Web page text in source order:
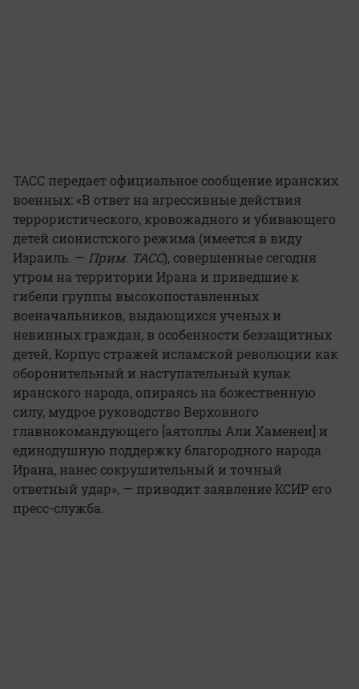
ТАСС передает официальное сообщение иранских
военных: «В ответ на агрессивные действия
террористического, кровожадного и убивающего
детей сионистского режима (имеется в виду
Израиль. — Прим. ТАСС), совершенные сегодня
утром на территории Ирана и приведшие к
гибели группы высокопоставленных
военачальников, выдающихся ученых и
невинных граждан, в особенности беззащитных
детей, Корпус стражей исламской революции как
оборонительный и наступательный кулак
иранского народа, опираясь на божественную
силу, мудрое руководство Верховного
главнокомандующего [аятоллы Али Хаменеи] и
единодушную поддержку благородного народа
Ирана, нанес сокрушительный и точный
ответный удар», — приводит заявление КСИР его
пресс-служба.